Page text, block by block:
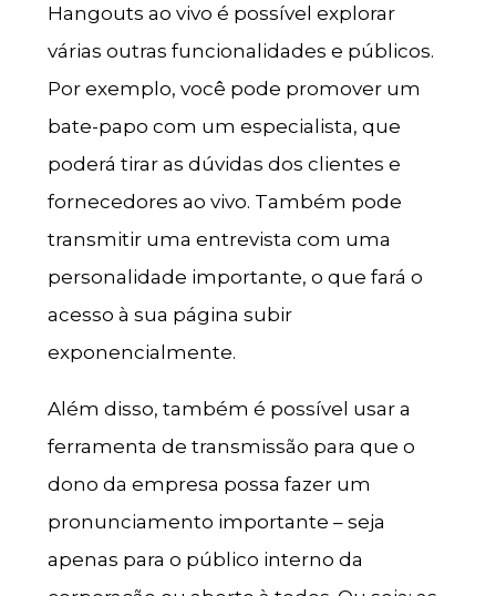
Hangouts ao vivo é possível explorar
várias outras funcionalidades e públicos.
Por exemplo, você pode promover um
bate-papo com um especialista, que
poderá tirar as dúvidas dos clientes e
fornecedores ao vivo. Também pode
transmitir uma entrevista com uma
personalidade importante, o que fará o
acesso à sua página subir
exponencialmente.
Além disso, também é possível usar a
ferramenta de transmissão para que o
dono da empresa possa fazer um
pronunciamento importante – seja
apenas para o público interno da